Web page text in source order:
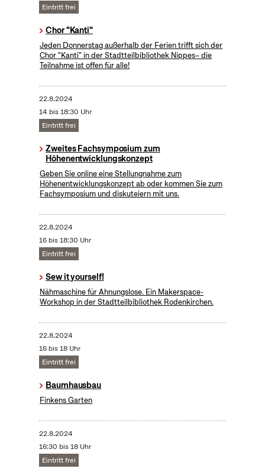
Eintritt frei
Chor "Kanti"
Jeden Donnerstag außerhalb der Ferien trifft sich der
Chor "Kanti" in der Stadtteilbibliothek Nippes– die
Teilnahme ist offen für alle!
22.8.2024
14 bis 18:30 Uhr
Eintritt frei
Zweites Fachsymposium zum
Höhenentwicklungskonzept
Geben Sie online eine Stellungnahme zum
Höhenentwicklungskonzept ab oder kommen Sie zum
Fachsymposium und diskuteiern mit uns.
22.8.2024
16 bis 18:30 Uhr
Eintritt frei
Sew it yourself!
Nähmaschine für Ahnungslose. Ein Makerspace-
Workshop in der Stadtteilbibliothek Rodenkirchen.
22.8.2024
16 bis 18 Uhr
Eintritt frei
Baumhausbau
Finkens Garten
22.8.2024
16:30 bis 18 Uhr
Eintritt frei